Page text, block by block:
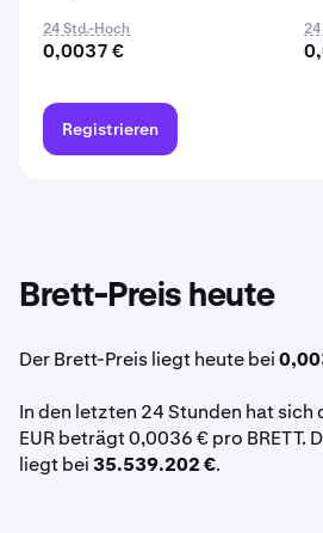
24 Std.-Hoch
0,0037 €
Registrieren
Brett-Preis heute
Der Brett-Preis liegt heute bei
In den letzten 24 Stunden hat sich
EUR beträgt 0,0036 € pro
liegt bei 35.539.202 €.